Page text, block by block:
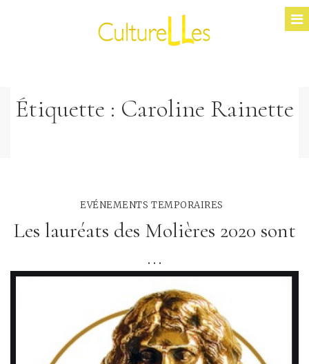
Étiquette : Caroline Rainette
EVÉNEMENTS TEMPORAIRES
Les lauréats des Molières 2020 sont
...